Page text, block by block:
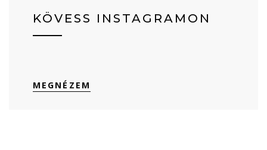
KÖVESS INSTAGRAMON
MEGNÉZEM